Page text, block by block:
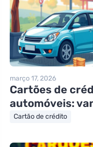
março 17, 2026
Cartões de
automóveis:
Cartão de crédito